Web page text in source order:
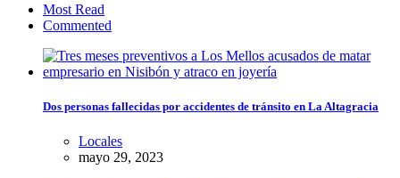
Most Read
Commented
Dos personas fallecidas por accidentes de tránsito en La Altagracia
Locales
mayo 29, 2023